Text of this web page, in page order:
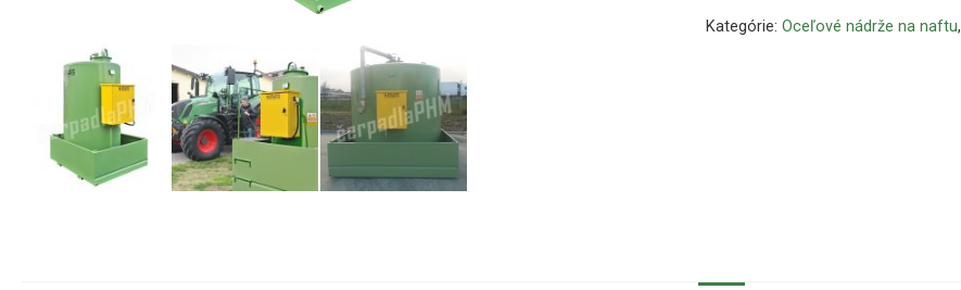
Kategórie: Oceľové nádrže na naftu,